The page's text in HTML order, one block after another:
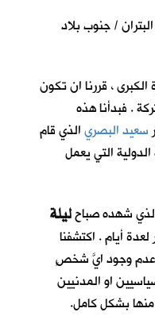
/ جنوب بلاد
، قررنا ان تكون
. فبدأنا هذه
سعيد البصريالذي قام
التي يعمل
شهده صباحليلة
أيام . اكتشفنا
عدم وجود ايَّ شخصٍ
او المدنيين
منها بشكل كامل.